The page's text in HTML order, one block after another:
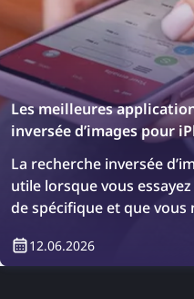
Les meilleures
inversée d’images pour
La recherche inversée
utile lorsque vous
de spécifique et que vous
bien connus comme
12.06.2026